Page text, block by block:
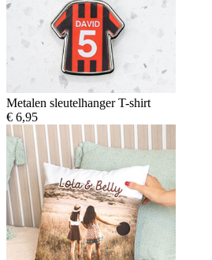
Metalen sleutelhanger T-shirt
€ 6,95